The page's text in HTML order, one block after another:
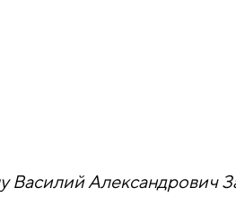
Василий Александрович